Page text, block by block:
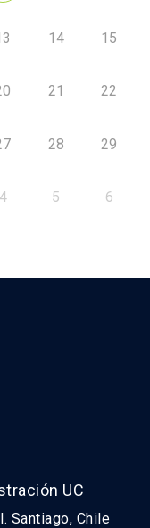
14 15
21 22
28 29
4 5 6
UC
Santiago, Chile